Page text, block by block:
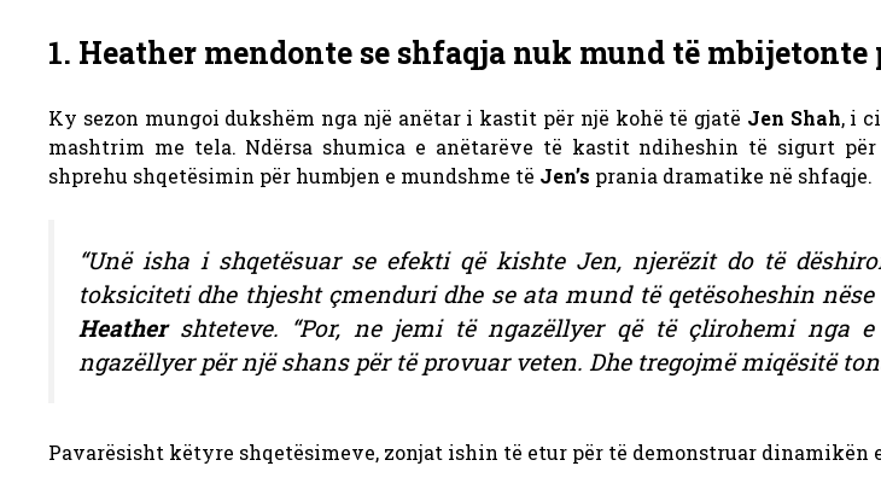
1. Heather mendonte se shfaqja nuk mund të mbijetonte
Ky sezon mungoi dukshëm nga një anëtar i kastit për një kohë të gjatë Jen Shah, i
mashtrim me tela. Ndërsa shumica e anëtarëve të kastit ndiheshin të sigurt
shprehu shqetësimin për humbjen e mundshme të Jen’s prania dramatike në shfaqje.
“Unë isha i shqetësuar se efekti që kishte Jen, njerëzit do të
toksiciteti dhe thjesht çmenduri dhe se ata mund të qetësoheshin
Heathershteteve. “Por, ne jemi të ngazëllyer që të çlirohemi nga
ngazëllyer për një shans për të provuar veten. Dhe tregojmë miqësitë
Pavarësisht këtyre shqetësimeve, zonjat ishin të etur për të demonstruar dinamikën